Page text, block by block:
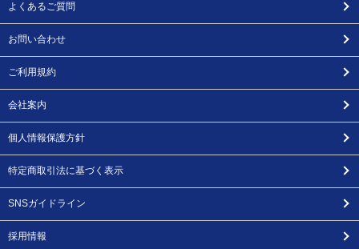
よくあるご質問
お問い合わせ
ご利用規約
会社案内
個人情報保護方針
特定商取引法に基づく表示
SNSガイドライン
採用情報